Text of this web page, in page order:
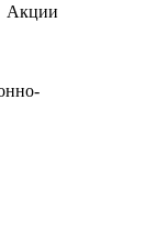
Акции